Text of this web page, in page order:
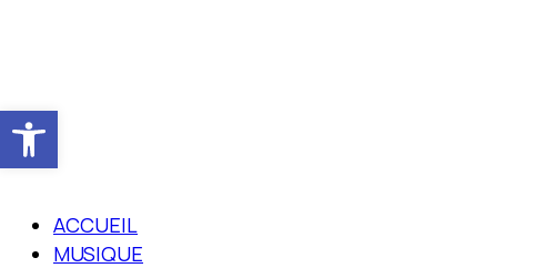
ACCUEIL
MUSIQUE
Ouvrir la barre d’outils